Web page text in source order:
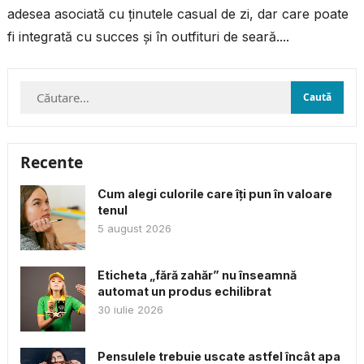
adesea asociată cu ținutele casual de zi, dar care poate
fi integrată cu succes și în outfituri de seară....
Caută
Recente
Cum alegi culorile care îți pun în valoare
tenul
5 august 2026
Eticheta „fără zahăr” nu înseamnă
automat un produs echilibrat
30 iulie 2026
Pensulele trebuie uscate astfel încât apa